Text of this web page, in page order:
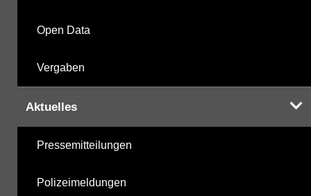
Open Data
Vergaben
Aktuelles
Pressemitteilungen
Polizeimeldungen